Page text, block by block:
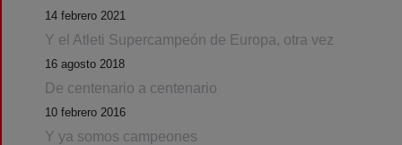
14 febrero 2021
Y el Atleti Supercampeón de Europa, otra vez
16 agosto 2018
De centenario a centenario
10 febrero 2016
Y ya somos campeones